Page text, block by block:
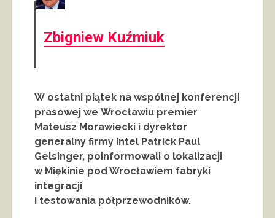
Zbigniew Kuźmiuk
W ostatni piątek na wspólnej konferencji
prasowej we Wrocławiu premier
Mateusz Morawiecki i dyrektor
generalny firmy Intel Patrick Paul
Gelsinger, poinformowali o lokalizacji
w Miękinie pod Wrocławiem fabryki
integracji
i testowania półprzewodników.